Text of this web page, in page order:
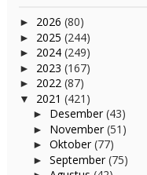
► 2026 (80)
► 2025 (244)
► 2024 (249)
► 2023 (167)
► 2022 (87)
▼ 2021 (421)
► Desember(43)
► November(51)
► Oktober(77)
► September(75)